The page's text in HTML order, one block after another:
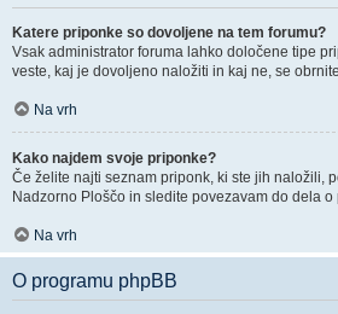
Katere priponke so dovoljene na tem forumu?
Vsak administrator foruma lahko določene tipe
veste, kaj je dovoljeno naložiti in kaj ne, se
Na vrh
Kako najdem svoje priponke?
Če želite najti seznam priponk, ki ste jih naložili,
Nadzorno Ploščo in sledite povezavam do dela o
Na vrh
O programu phpBB